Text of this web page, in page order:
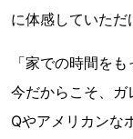
に体感していただ
「家での時間を
今だからこそ、ガ
Qやアメリカンな